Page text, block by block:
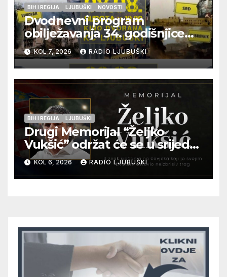
BIH I REGIJA LJUBUŠKI NOVOSTI
Dvodnevni program
obilježavanja 34. godišnjice
pogibije generala Blaža
Kraljevića i osmorice
pripadnika HOS-a
KOL 7, 2026 RADIO LJUBUŠKI
BIH I REGIJA LJUBUŠKI
Drugi Memorijal “Željko
Vukšić” održat će se u srijedu
12. kolovoza u Otoku
KOL 6, 2026 RADIO LJUBUŠKI